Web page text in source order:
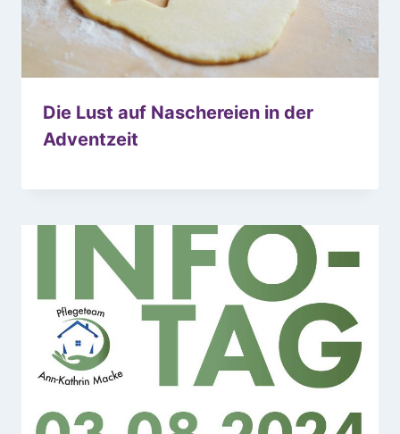
Die Lust auf Naschereien in der
Adventzeit